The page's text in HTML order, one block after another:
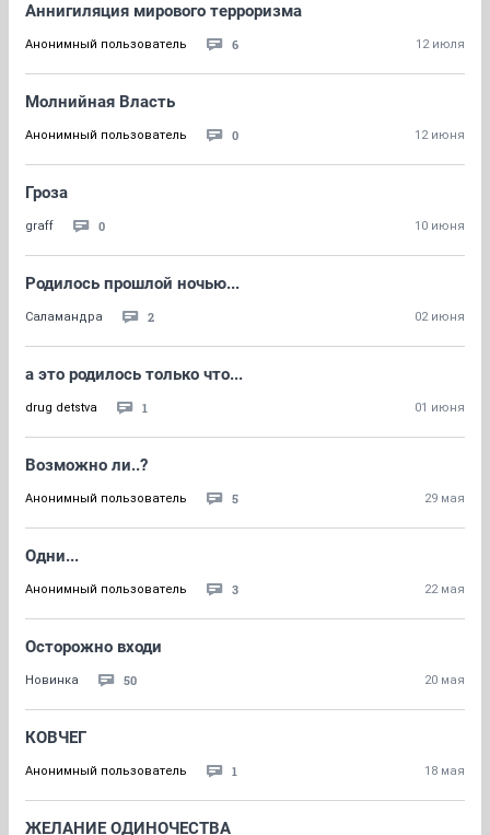
Аннигиляция мирового терроризма
Анонимный пользователь 6 12 июля
Молнийная Власть
Анонимный пользователь 0 12 июня
Гроза
graff 0 10 июня
Родилось прошлой ночью...
Саламандра 2 02 июня
а это родилось только что...
drug detstva 1 01 июня
Возможно ли..?
Анонимный пользователь 5 29 мая
Одни...
Анонимный пользователь 3 22 мая
Осторожно входи
Новинка 50 20 мая
КОВЧЕГ
Анонимный пользователь 1 18 мая
ЖЕЛАНИЕ ОДИНОЧЕСТВА